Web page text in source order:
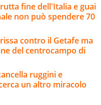
fine dell'Italia e guai
non può spendere 70
contro il Getafe ma
del centrocampo di
ruggini e
un altro miracolo